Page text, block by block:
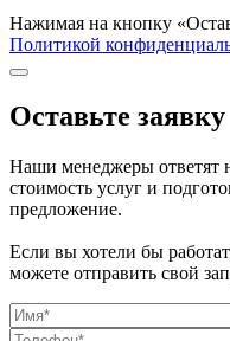
Нажимая на кнопку
Политикой
Оставьте заявку
Наши менеджеры ответят
стоимость услуг и
предложение.
Если вы хотели бы
можете отправить свой